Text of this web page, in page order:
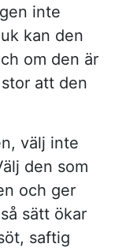
inte
kan den
om den är
att den
välj inte
den som
och ger
sätt ökar
saftig